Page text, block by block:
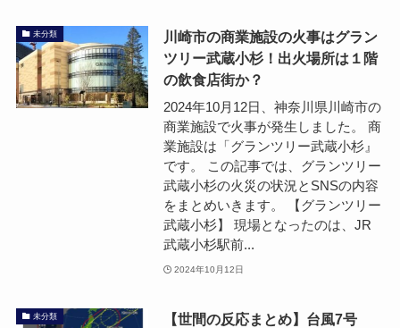
未分類
川崎市の商業施設の火事はグラン
ツリー武蔵小杉！出火場所は１階
の飲食店街か？
2024年10月12日、神奈川県川崎市の
商業施設で火事が発生しました。 商
業施設は「グランツリー武蔵小杉』
です。 この記事では、グランツリー
武蔵小杉の火災の状況とSNSの内容
をまとめいきます。 【グランツリー
武蔵小杉】 現場となったのは、JR
武蔵小杉駅前...
2024年10月12日
未分類
【世間の反応まとめ】台風7号